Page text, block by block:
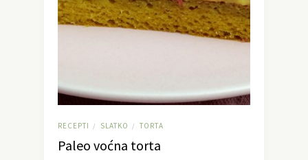
RECEPTI / SLATKO / TORTA
Paleo voćna torta